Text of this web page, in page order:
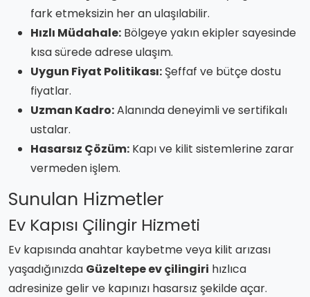
fark etmeksizin her an ulaşılabilir.
Hızlı Müdahale: Bölgeye yakın ekipler sayesinde
kısa sürede adrese ulaşım.
Uygun Fiyat Politikası: Şeffaf ve bütçe dostu
fiyatlar.
Uzman Kadro:Alanında deneyimli ve sertifikalı
ustalar.
Hasarsız Çözüm: Kapı ve kilit sistemlerine zarar
vermeden işlem.
Sunulan Hizmetler
Ev Kapısı Çilingir Hizmeti
Ev kapısında anahtar kaybetme veya kilit arızası
yaşadığınızda Güzeltepe ev çilingiri hızlıca
adresinize gelir ve kapınızı hasarsız şekilde açar.